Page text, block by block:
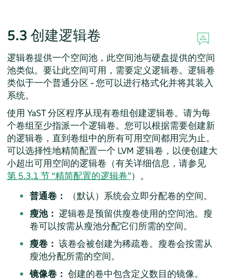
5.3 创建逻辑卷
逻辑卷提供一个空间池，此空间池与硬盘提供的空间
池类似。要让此空间可用，需要定义逻辑卷。逻辑卷
类似于一个普通分区 - 您可以进行格式化并将其装入
系统。
使用 YaST 分区程序从现有卷组创建逻辑卷。请为每
个卷组至少指派一个逻辑卷。您可以根据需要创建新
的逻辑卷，直到卷组中的所有可用空间都用完为止。
可以选择性地精简配置一个 LVM 逻辑卷，以便创建大
小超出可用空间的逻辑卷（有关详细信息，请参见
第 5.3.1 节 “精简配置的逻辑卷”）。
普通卷：
（默认）系统会立即分配卷的空间。
瘦池： 逻辑卷是预留供瘦卷使用的空间池。瘦
卷可以按需从瘦池分配它们所需的空间。
瘦卷： 该卷会被创建为稀疏卷。瘦卷会按需从
瘦池分配所需的空间。
镜像卷： 创建的卷中包含定义数目的镜像。